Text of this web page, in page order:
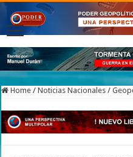
Home / Noticias Nacionales /